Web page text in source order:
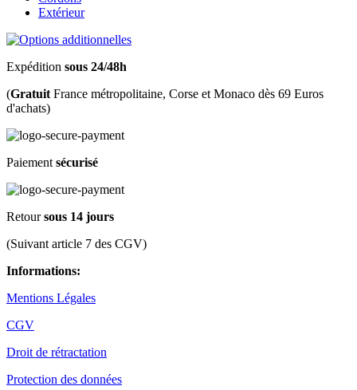
Extérieur
Expédition sous 24/48h
(Gratuit France métropolitaine, Corse et Monaco dès 69 Euros
d'achats)
Paiement sécurisé
Retoursous 14 jours
(Suivant article 7 des CGV)
Informations:
Mentions Légales
CGV
Droit de rétractation
Protection des données